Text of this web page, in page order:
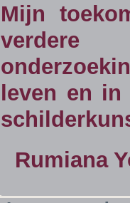
Mijn
verdere
leven en
Rumiana